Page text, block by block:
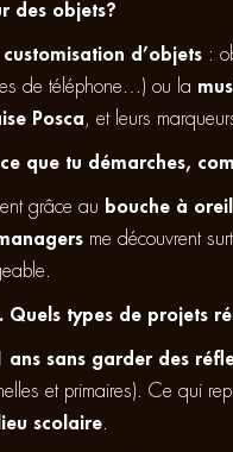
des objets?
customisation d’objets :
de téléphone…) ou la
Posca , et leurs
que tu démarches,
grâce au bouche à
me découvrent
types de projets
sans garder des
et primaires). Ce qui
scolaire